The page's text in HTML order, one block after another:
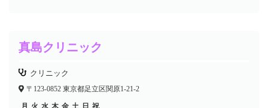
真島クリニック
クリニック
〒123-0852 東京都足立区関原1-21-2